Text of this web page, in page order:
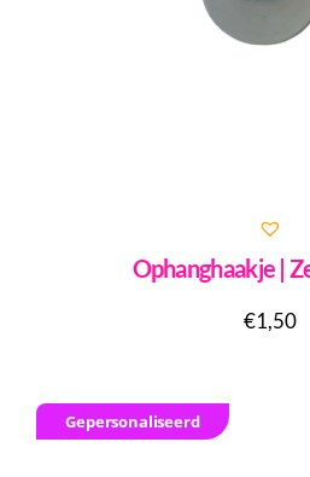
Ophanghaakje |
€1,50
Gepersonaliseerd